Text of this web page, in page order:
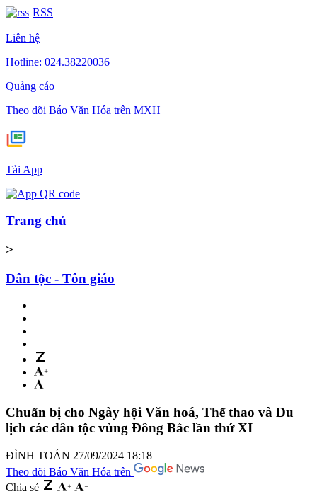
RSS
Liên hệ
Hotline: 024.38220036
Quảng cáo
Theo dõi Báo Văn Hóa trên MXH
Tải App
Trang chủ
>
Dân tộc - Tôn giáo
Chuẩn bị cho Ngày hội Văn hoá, Thể thao và Du
lịch các dân tộc vùng Đông Bắc lần thứ XI
ĐÌNH TOÁN 27/09/2024 18:18
Theo dõi Báo Văn Hóa trên
Chia sẻ